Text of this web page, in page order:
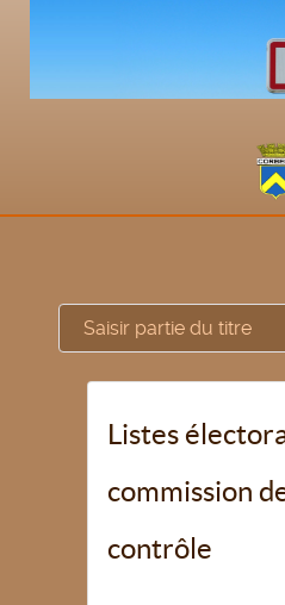
Saisir partie du titre
Listes
commission
contrôle